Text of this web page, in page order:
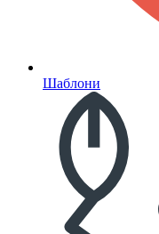
Шаблони